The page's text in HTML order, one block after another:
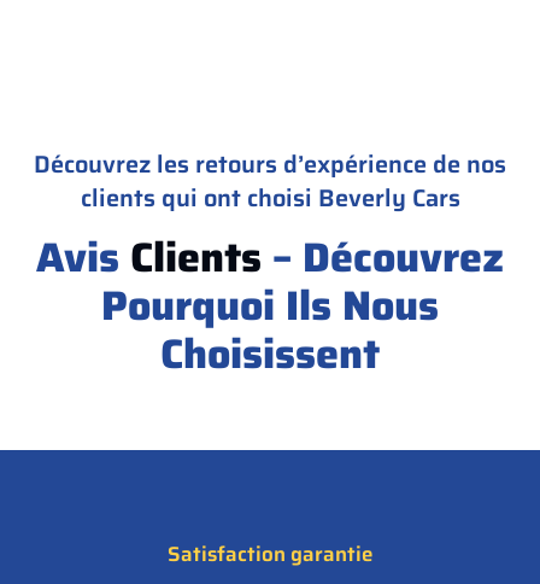
Découvrez les retours d’expérience de nos
clients qui ont choisi Beverly Cars
Avis Clients – Découvrez
Pourquoi Ils Nous
Choisissent
Satisfaction garantie